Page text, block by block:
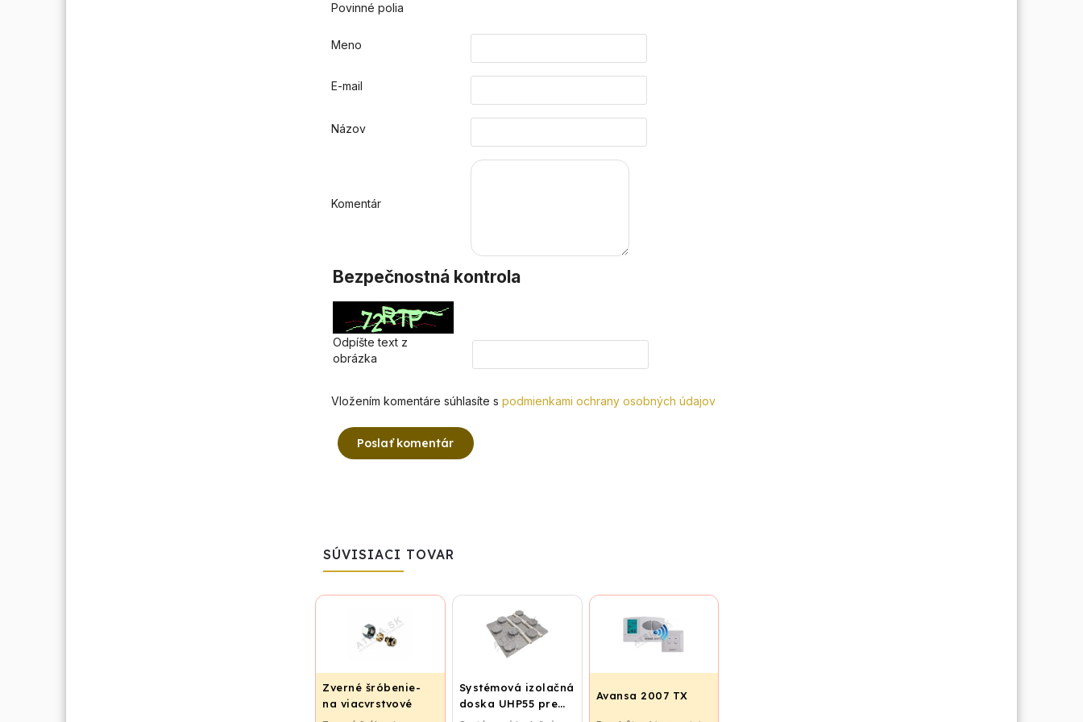
Povinné polia
Meno
E-mail
Názov
Komentár
Bezpečnostná kontrola
Odpíšte text z
obrázka
Vložením komentáre súhlasíte s podmienkami ochrany osobných údajov
Poslať komentár
SÚVISIACI TOVAR
Zverné šróbenie-
na viacvrstvové
Systémová izolačná
doska UHP55 pre
Avansa 2007 TX